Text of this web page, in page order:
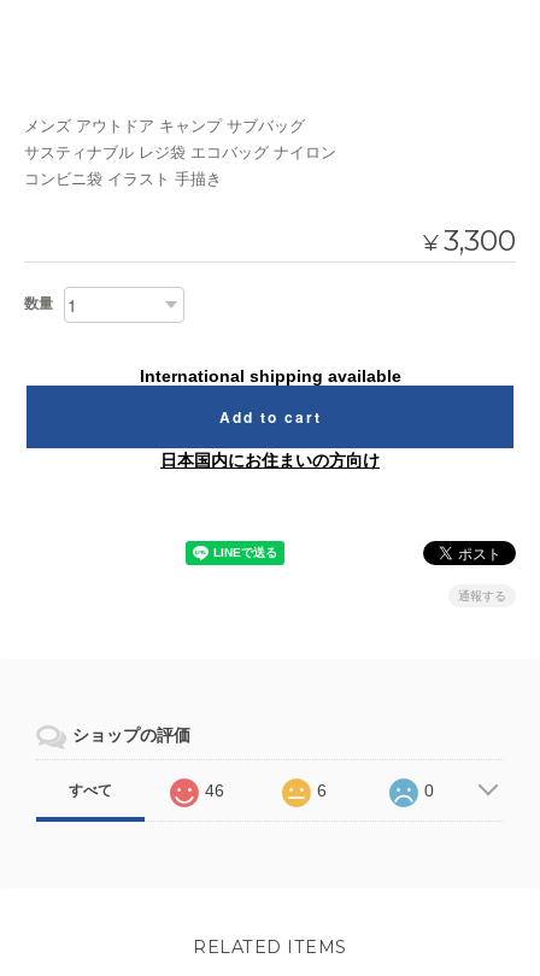
メンズ アウトドア キャンプ サブバッグ
サスティナブル レジ袋 エコバッグ ナイロン
コンビニ袋 イラスト 手描き
¥3,300
数量
International shipping available
Add to cart
日本国内にお住まいの方向け
通報する
ショップの評価
すべて 46 6 0
RELATED ITEMS